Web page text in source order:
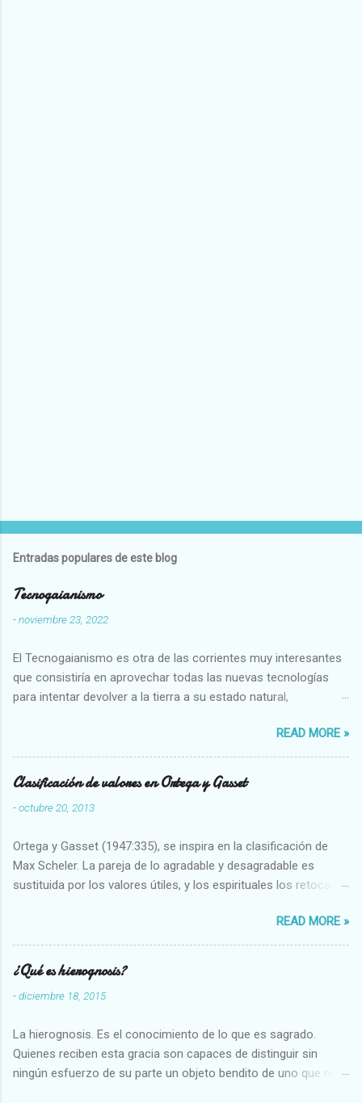
Entradas populares de este blog
Tecnogaianismo
-noviembre 23, 2022
El Tecnogaianismo es otra de las corrientes muy interesantes
que consistiría en aprovechar todas las nuevas tecnologías
para intentar devolver a la tierra a su estado natural,
READ MORE »
Clasificación de valores en Ortega y Gasset
-octubre 20, 2013
Ortega y Gasset (1947:335), se inspira en la clasificación de
Max Scheler. La pareja de lo agradable y desagradable es
sustituida por los valores útiles, y los espirituales los retoca.
Abundante-Escaso,etc 2 VITALES Sano-Enfermo Selecto-
Vulgar Enérgico-Inerte Fuerte-Débil,etc. 3 ESPIRITUALES a)
Intelectuales Conocimiento-Error Exacto-Aproximado
Evidente-Probable,etc b) Morales Bueno-malo Bondadoso-
malvado Justo-Injusto Escrupuloso-Relajado Leal-Desleal,etc.
Armonioso-Inarmonioso 4 RELIGIOSOS Santo-Pr...
READ MORE »
¿Qué es hierognosis?
-diciembre 18, 2015
La hierognosis. Es el conocimiento de lo que es sagrado.
Quienes reciben esta gracia son capaces de distinguir sin
ningún esfuerzo de su parte un objeto bendito de uno que no